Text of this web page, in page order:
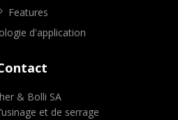
Features
d'application
& Bolli SA
et de serrage